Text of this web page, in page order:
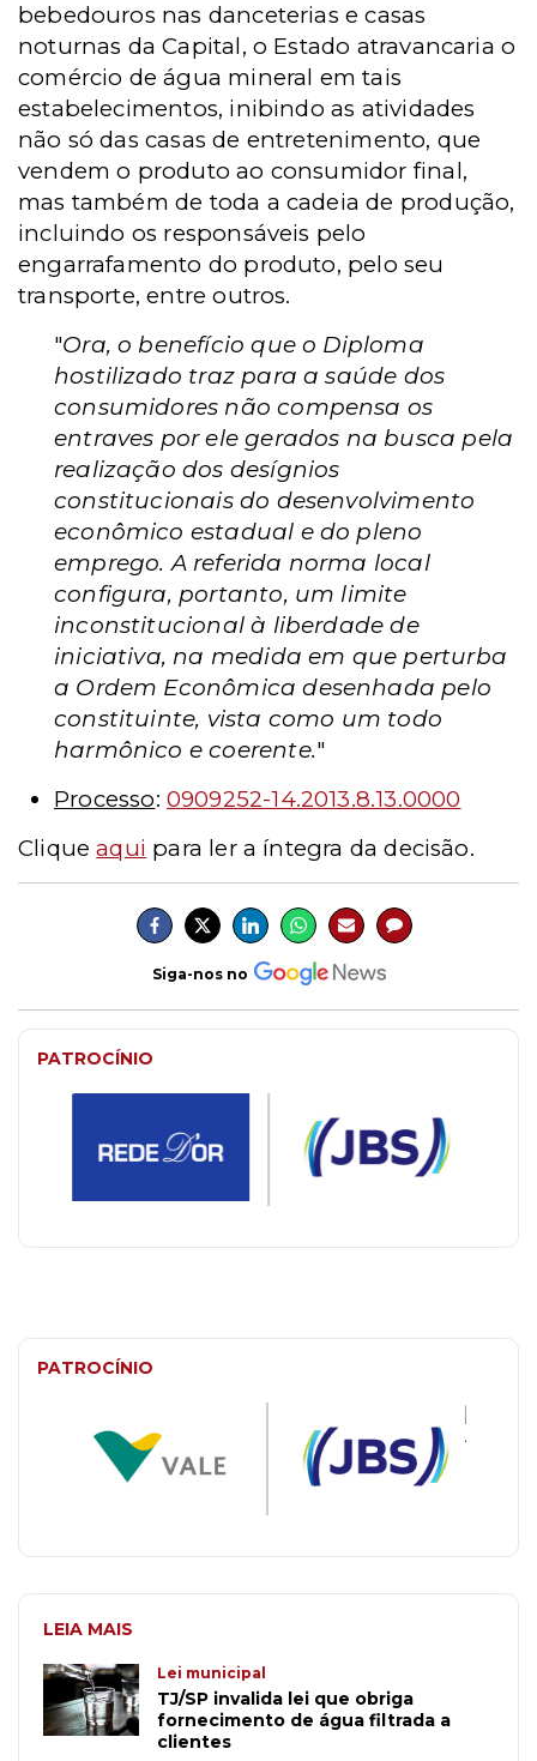
bebedouros nas danceterias e casas
noturnas da Capital, o Estado atravancaria o
comércio de água mineral em tais
estabelecimentos, inibindo as atividades
não só das casas de entretenimento, que
vendem o produto ao consumidor final,
mas também de toda a cadeia de produção,
incluindo os responsáveis pelo
engarrafamento do produto, pelo seu
transporte, entre outros.
"Ora, o benefício que o Diploma
hostilizado traz para a saúde dos
consumidores não compensa os
entraves por ele gerados na busca pela
realização dos desígnios
constitucionais do desenvolvimento
econômico estadual e do pleno
emprego. A referida norma local
configura, portanto, um limite
inconstitucional à liberdade de
iniciativa, na medida em que perturba
a Ordem Econômica desenhada pelo
constituinte, vista como um todo
harmônico e coerente."
Processo: 0909252-14.2013.8.13.0000
Cliqueaqui para ler a íntegra da decisão.
Siga-nos no
PATROCÍNIO
PATROCÍNIO
LEIA MAIS
Lei municipal
TJ/SP invalida lei que obriga
fornecimento de água filtrada a
clientes